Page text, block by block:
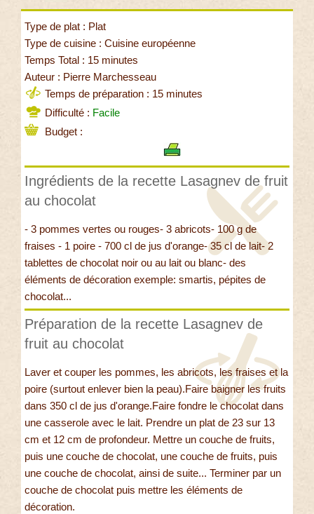
Type de plat : Plat
Type de cuisine : Cuisine européenne
Temps Total : 15 minutes
Auteur : Pierre Marchesseau
Temps de préparation : 15 minutes
Difficulté : Facile
Budget :
Ingrédients de la recette Lasagnev de fruit
au chocolat
- 3 pommes vertes ou rouges- 3 abricots- 100 g de
fraises - 1 poire - 700 cl de jus d'orange- 35 cl de lait- 2
tablettes de chocolat noir ou au lait ou blanc- des
éléments de décoration exemple: smartis, pépites de
chocolat...
Préparation de la recette Lasagnev de
fruit au chocolat
Laver et couper les pommes, les abricots, les fraises et la
poire (surtout enlever bien la peau).Faire baigner les fruits
dans 350 cl de jus d'orange.Faire fondre le chocolat dans
une casserole avec le lait. Prendre un plat de 23 sur 13
cm et 12 cm de profondeur. Mettre un couche de fruits,
puis une couche de chocolat, une couche de fruits, puis
une couche de chocolat, ainsi de suite... Terminer par un
couche de chocolat puis mettre les éléments de
décoration.